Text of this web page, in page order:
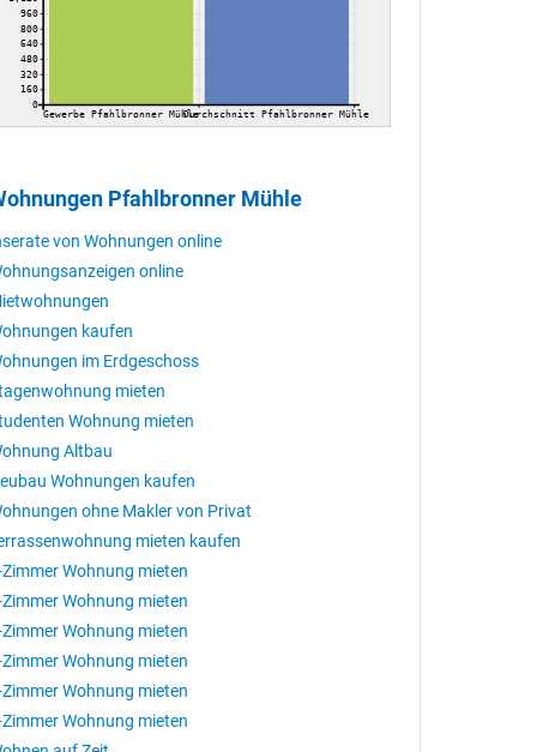
0
160
320
480
640
800
960
Gewerbe Pfahlbronner MühleDurchschnitt Pfahlbronner Mühle
Pfahlbronner Mühle
von Wohnungen online
online
kaufen
im Erdgeschoss
mieten
Wohnung mieten
Altbau
Wohnungen kaufen
ohne Makler von Privat
mieten kaufen
Zimmer Wohnung mieten
Wohnung mieten
Wohnung mieten
Wohnung mieten
Zimmer Wohnung mieten
Zimmer Wohnung mieten